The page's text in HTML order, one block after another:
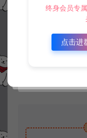
终身会员专
点击进